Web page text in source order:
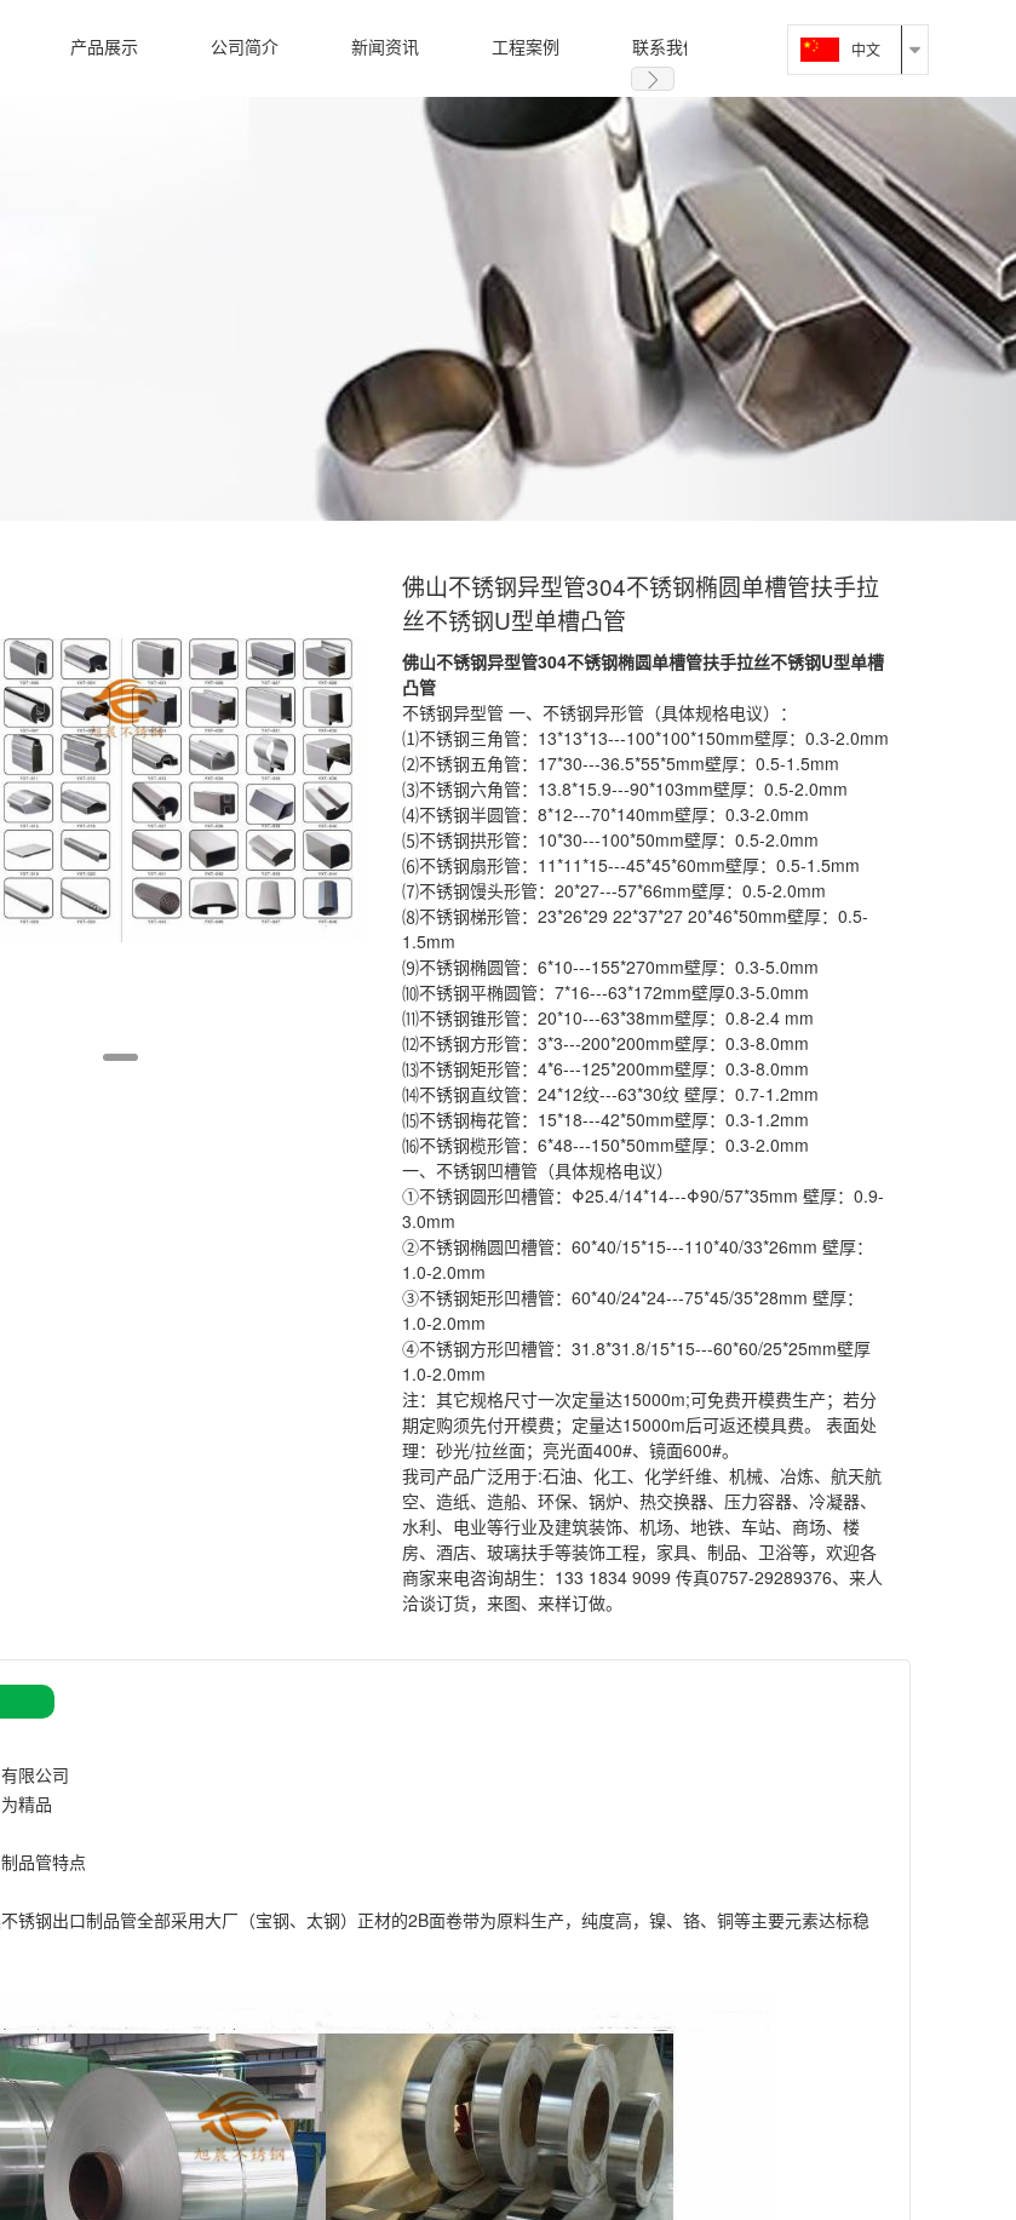
产品展示 公司简介 新闻资讯 工程案例 联系我们 中文
佛山不锈钢异型管304不锈钢椭圆单槽管扶手拉
丝不锈钢U型单槽凸管
佛山不锈钢异型管304不锈钢椭圆单槽管扶手拉丝不锈钢U型单槽
凸管
不锈钢异型管 一、不锈钢异形管（具体规格电议）：
⑴不锈钢三角管：13*13*13---100*100*150mm壁厚：0.3-2.0mm
⑵不锈钢五角管：17*30---36.5*55*5mm壁厚：0.5-1.5mm
⑶不锈钢六角管：13.8*15.9---90*103mm壁厚：0.5-2.0mm
⑷不锈钢半圆管：8*12---70*140mm壁厚：0.3-2.0mm
⑸不锈钢拱形管：10*30---100*50mm壁厚：0.5-2.0mm
⑹不锈钢扇形管：11*11*15---45*45*60mm壁厚：0.5-1.5mm
⑺不锈钢馒头形管：20*27---57*66mm壁厚：0.5-2.0mm
⑻不锈钢梯形管：23*26*29 22*37*27 20*46*50mm壁厚：0.5-
1.5mm
⑼不锈钢椭圆管：6*10---155*270mm壁厚：0.3-5.0mm
⑽不锈钢平椭圆管：7*16---63*172mm壁厚0.3-5.0mm
⑾不锈钢锥形管：20*10---63*38mm壁厚：0.8-2.4 mm
⑿不锈钢方形管：3*3---200*200mm壁厚：0.3-8.0mm
⒀不锈钢矩形管：4*6---125*200mm壁厚：0.3-8.0mm
⒁不锈钢直纹管：24*12纹---63*30纹 壁厚：0.7-1.2mm
⒂不锈钢梅花管：15*18---42*50mm壁厚：0.3-1.2mm
⒃不锈钢榄形管：6*48---150*50mm壁厚：0.3-2.0mm
一、不锈钢凹槽管（具体规格电议）
①不锈钢圆形凹槽管：Φ25.4/14*14---Φ90/57*35mm 壁厚：0.9-
3.0mm
②不锈钢椭圆凹槽管：60*40/15*15---110*40/33*26mm 壁厚：
1.0-2.0mm
③不锈钢矩形凹槽管：60*40/24*24---75*45/35*28mm 壁厚：
1.0-2.0mm
④不锈钢方形凹槽管：31.8*31.8/15*15---60*60/25*25mm壁厚
1.0-2.0mm
注：其它规格尺寸一次定量达15000m;可免费开模费生产；若分
期定购须先付开模费；定量达15000m后可返还模具费。 表面处
理：砂光/拉丝面；亮光面400#、镜面600#。
我司产品广泛用于:石油、化工、化学纤维、机械、冶炼、航天航
空、造纸、造船、环保、锅炉、热交换器、压力容器、冷凝器、
水利、电业等行业及建筑装饰、机场、地铁、车站、商场、楼
房、酒店、玻璃扶手等装饰工程，家具、制品、卫浴等，欢迎各
商家来电咨询胡生：133 1834 9099 传真0757-29289376、来人
洽谈订货，来图、来样订做。
限公司
精品
品管特点
锈钢出口制品管全部采用大厂（宝钢、太钢）正材的2B面卷带为原料生产，纯度高，镍、铬、铜等主要元素达标稳